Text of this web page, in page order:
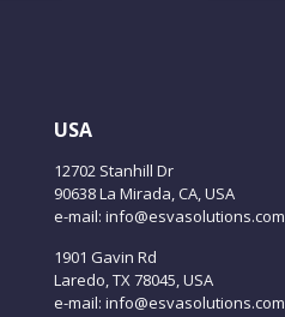
USA
12702 Stanhill Dr
90638 La Mirada, CA, USA
e-mail: info@esvasolutions.com
1901 Gavin Rd
Laredo, TX 78045, USA
e-mail: info@esvasolutions.com